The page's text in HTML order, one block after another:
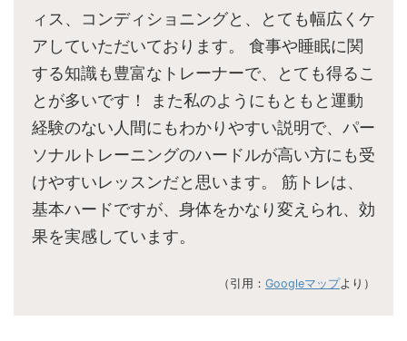
ィス、コンディショニングと、とても幅広くケ
アしていただいております。 食事や睡眠に関
する知識も豊富なトレーナーで、とても得るこ
とが多いです！ また私のようにもともと運動
経験のない人間にもわかりやすい説明で、パー
ソナルトレーニングのハードルが高い方にも受
けやすいレッスンだと思います。 筋トレは、
基本ハードですが、身体をかなり変えられ、効
果を実感しています。
（引用： Googleマップより）